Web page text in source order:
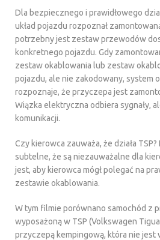
Dla bezpiecznego i prawidłowego
układ pojazdu rozpoznał
potrzebny jest zestaw przewodów
konkretnego pojazdu. Gdy
zestaw okablowania lub zestaw
pojazdu, ale nie zakodowany, system
rozpoznaje, że przyczepa jest
Wiązka elektryczna odbiera sygnały,
komunikacji.
Czy kierowca zauważa, że działa
subtelne, że są niezauważalne dla
jest, aby kierowca mógł polegać na
zestawie okablowania.
W tym filmie porównano samochód z
wyposażoną w TSP (Volkswagen
przyczepą kempingową, która nie jest